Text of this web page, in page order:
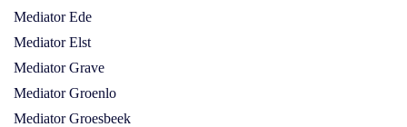
Mediator Ede
Mediator Elst
Mediator Grave
Mediator Groenlo
Mediator Groesbeek